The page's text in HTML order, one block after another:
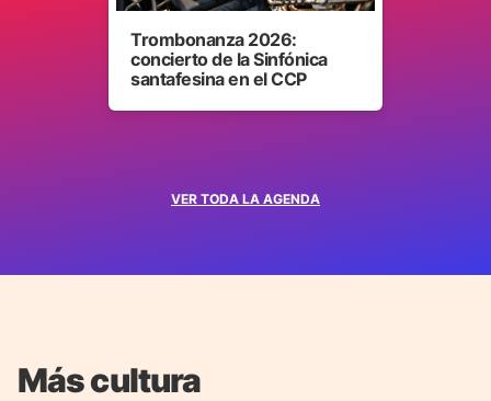
VER TODA LA AGENDA
Trombonanza 2026:
concierto de la Sinfónica
santafesina en el CCP
Más cultura